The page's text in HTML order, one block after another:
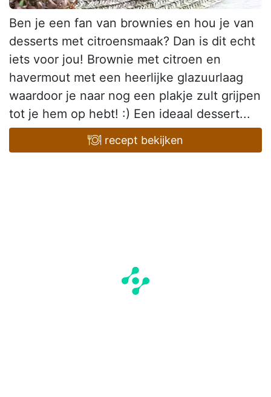
Ben je een fan van brownies en hou je van
desserts met citroensmaak? Dan is dit echt
iets voor jou! Brownie met citroen en
havermout met een heerlijke glazuurlaag
waardoor je naar nog een plakje zult grijpen
tot je hem op hebt! :) Een ideaal dessert...
recept bekijken